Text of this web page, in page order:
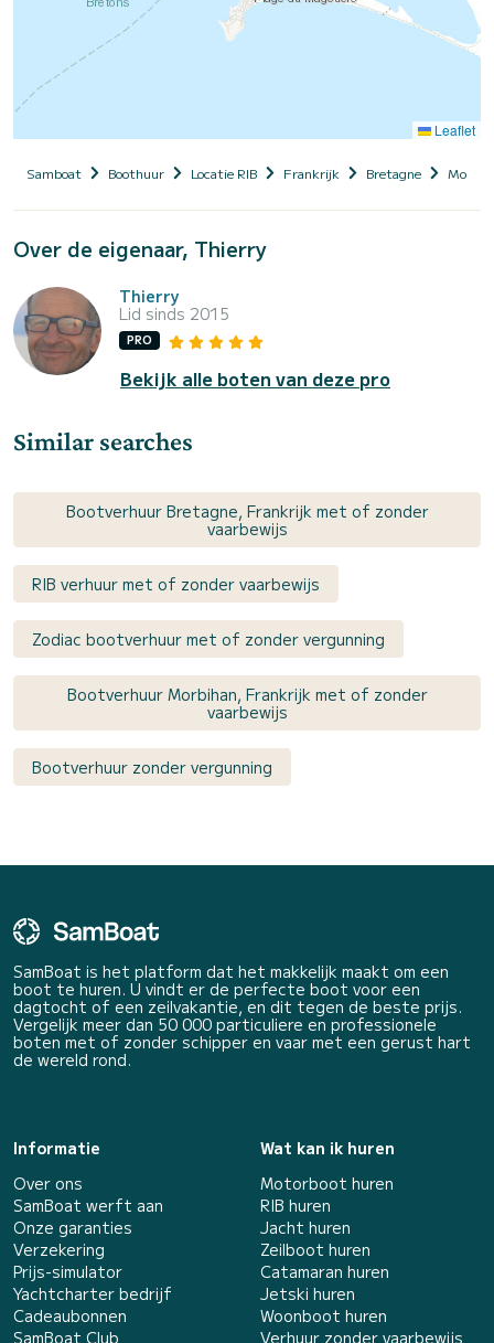
Leaflet
Samboat Boothuur Locatie RIB Frankrijk Bretagne
Over de eigenaar, Thierry
Thierry
Lid sinds 2015
PRO
Bekijk alle boten van deze pro
Similar searches
Bootverhuur Bretagne, Frankrijk met of zonder
vaarbewijs
RIB verhuur met of zonder vaarbewijs
Zodiac bootverhuur met of zonder vergunning
Bootverhuur Morbihan, Frankrijk met of zonder
vaarbewijs
Bootverhuur zonder vergunning
SamBoat is het platform dat het makkelijk maakt om een
boot te huren. U vindt er de perfecte boot voor een
dagtocht of een zeilvakantie, en dit tegen de beste prijs.
Vergelijk meer dan 50 000 particuliere en professionele
boten met of zonder schipper en vaar met een gerust hart
de wereld rond.
Informatie
Over ons
SamBoat werft aan
Onze garanties
Verzekering
Prijs-simulator
Yachtcharter bedrijf
Cadeaubonnen
SamBoat Club
Wat kan ik huren
Motorboot huren
RIB huren
Jacht huren
Zeilboot huren
Catamaran huren
Jetski huren
Woonboot huren
Verhuur zonder vaarbewijs